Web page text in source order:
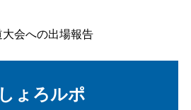
トップへ戻る
・行政情報トップ
会への出場報告
ょろルポ